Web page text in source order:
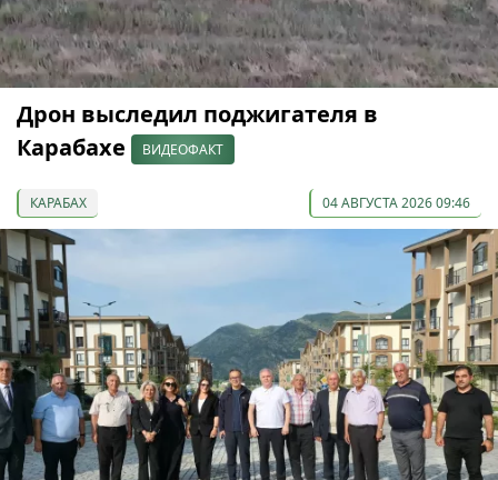
Дрон выследил поджигателя в
Карабахе
ВИДЕОФАКТ
КАРАБАХ 04 АВГУСТА 2026 09:46